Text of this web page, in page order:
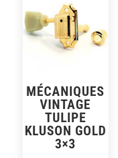
MÉCANIQUES
VINTAGE
TULIPE
KLUSON GOLD
3×3